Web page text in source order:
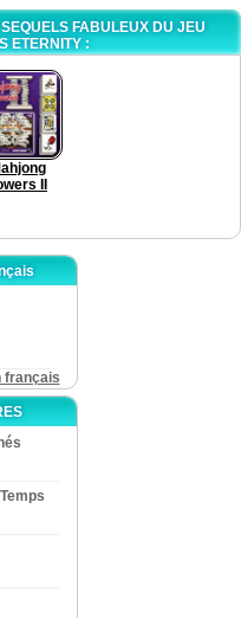
FABULEUX DU JEU
ETERNITY :
II
français